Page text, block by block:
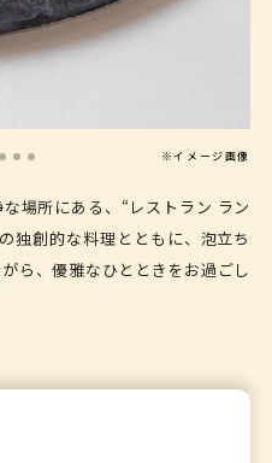
※イメージ画像
場所にある、“レストラン ラン
独創的な料理とともに、泡立ち
ら、優雅なひとときをお過ごし